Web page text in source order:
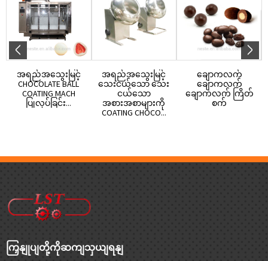
အရည်အသွေးမြင့်
CHOCOLATE BALL
COATING MACH
ပြုလုပ်ခြင်း...
အရည်အသွေးမြင့်
သေးငယ်သော သေး
ငယ်သော
အစားအစာများကို
COATING CHOCO...
ချောကလက်
ချောကလက်
ချောကလက် ကြိတ်
စက်
ကြှနျုပျတို့ကိုဆကျသှယျရနျ